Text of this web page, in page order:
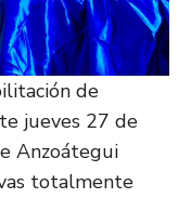
de
jueves 27 de
Anzoátegui
totalmente